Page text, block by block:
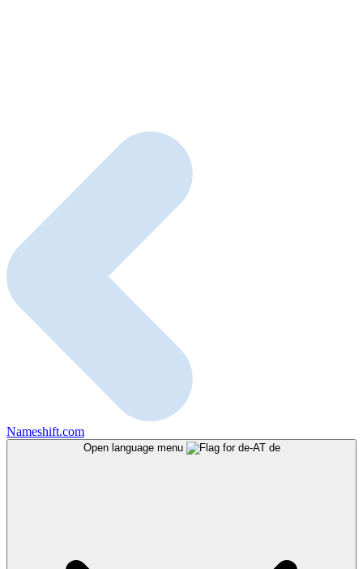
Nameshift.com
Open language menu de